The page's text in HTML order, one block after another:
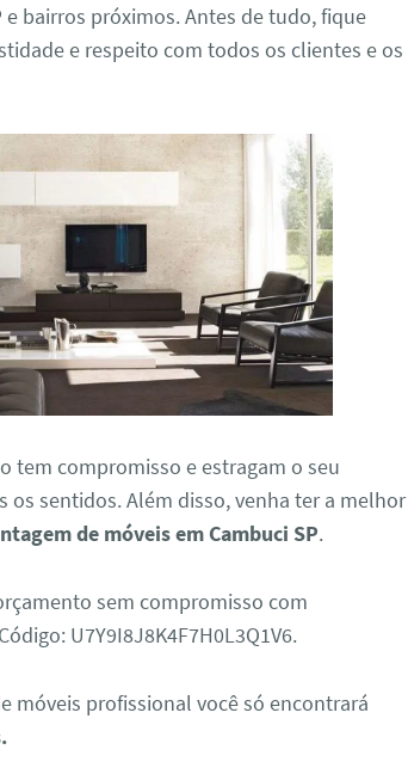
e bairros próximos. Antes de tudo, fique
e respeito com todos os clientes e os
tem compromisso e estragam o seu
os sentidos. Além disso, venha ter a melhor
de móveis em Cambuci SP.
sem compromisso com
Código: U7Y9I8J8K4F7H0L3Q1V6.
móveis profissional você só encontrará